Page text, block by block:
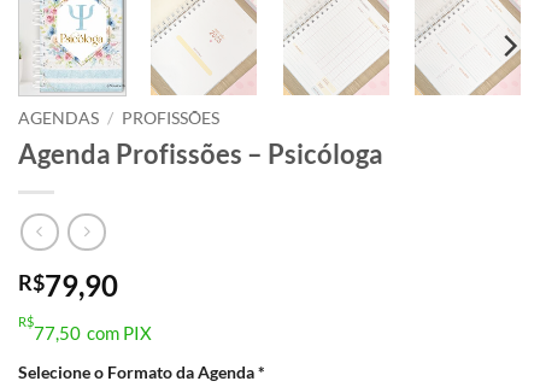
AGENDAS / PROFISSÕES
Agenda Profissões – Psicóloga
R$79,90
R$
77,50 com PIX
Selecione o Formato da Agenda*